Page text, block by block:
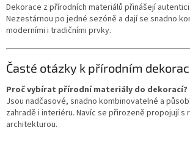
Dekorace z přírodních materiálů přinášejí
Nezestárnou po jedné sezóně a dají se snadno
moderními i tradičními prvky.
Časté otázky k přírodním
Proč vybírat přírodní materiály do dekorací?
Jsou nadčasové, snadno kombinovatelné a
zahradě i interiéru. Navíc se přirozeně propojují s
architekturou.